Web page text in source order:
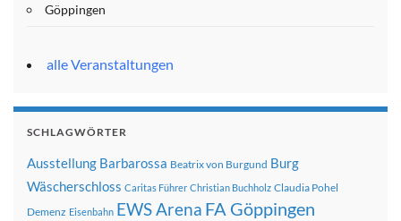
Göppingen
alle Veranstaltungen
SCHLAGWÖRTER
Ausstellung Barbarossa Beatrix von Burgund Burg
Wäscherschloss Caritas Führer Christian Buchholz Claudia Pohel
Demenz Eisenbahn EWS Arena FA Göppingen